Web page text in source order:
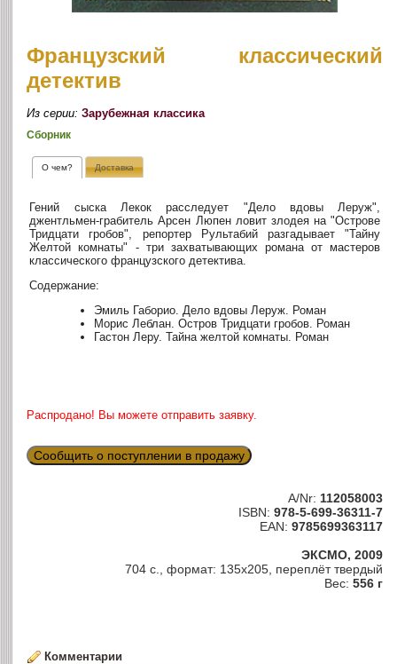
Французский классический
детектив
Из серии:Зарубежная классика
Сборник
О чем? Доставка
Гений сыска Лекок расследует "Дело вдовы Леруж",
джентльмен-грабитель Арсен Люпен ловит злодея на "Острове
Тридцати гробов", репортер Рультабий разгадывает "Тайну
Желтой комнаты" - три захватывающих романа от мастеров
классического французского детектива.
Содержание:
Эмиль Габорио. Дело вдовы Леруж. Роман
Морис Леблан. Остров Тридцати гробов. Роман
Гастон Леру. Тайна желтой комнаты. Роман
Распродано! Вы можете отправить заявку.
Сообщить о поступлении в продажу
A/Nr: 112058003
ISBN: 978-5-699-36311-7
EAN: 9785699363117
ЭКСМО, 2009
704 с., формат: 135х205, переплёт твердый
Вес: 556 г
Комментарии